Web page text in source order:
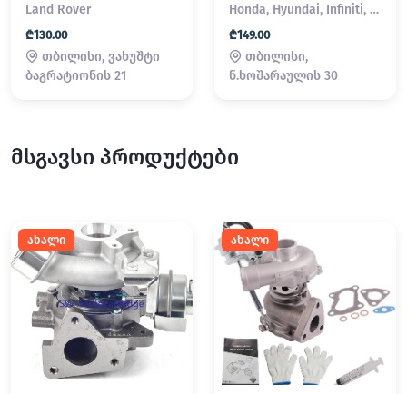
Land Rover
₾130.00
თბილისი, ვახუშტი
ბაგრატიონის 21
Honda, Hyundai, Infiniti, Kia, Lexus, Mazda, Mitsubishi, Nissan, Subaru, Suzuki, Toyota
₾149.00
თბილისი,
ნ.ხოშარაულის 30
მსგავსი პროდუქტები
ახალი ახალი